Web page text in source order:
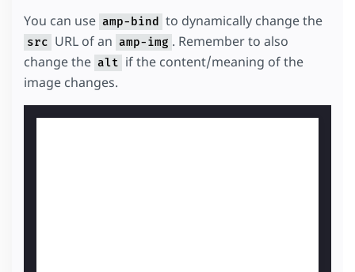
You can use amp-bind to dynamically change the
src URL of an amp-img . Remember to also
change the alt if the content/meaning of the
image changes.